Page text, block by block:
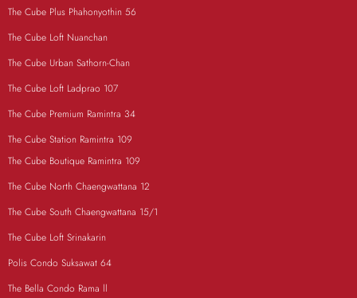
The Cube Plus Phahonyothin 56
The Cube Loft Nuanchan
The Cube Urban Sathorn-Chan
The Cube Loft Ladprao 107
The Cube Premium Ramintra 34
The Cube Station Ramintra 109
The Cube Boutique Ramintra 109
The Cube North Chaengwattana 12
The Cube South Chaengwattana 15/1
The Cube Loft Srinakarin
Polis Condo Suksawat 64
The Bella Condo Rama ll